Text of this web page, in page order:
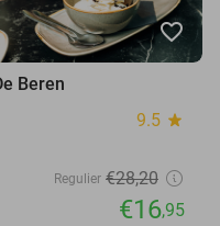
favorite_border
Beren
9.5 star
Regulier €28,20
€16,95